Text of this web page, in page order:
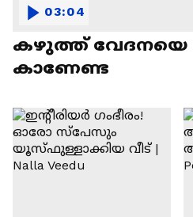
കഴുത്ത് വേദനയെ
കാണേണ്ട
03:04